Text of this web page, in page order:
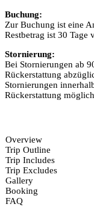
Buchung:
Zur Buchung ist eine
Restbetrag ist 30 Tage
Stornierung:
Bei Stornierungen ab
Rückerstattung
Stornierungen
Rückerstattung
Overview
Trip Outline
Trip Includes
Trip Excludes
Gallery
Booking
FAQ